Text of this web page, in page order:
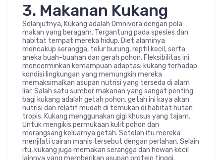
3. Makanan Kukang
Selanjutnya, Kukang adalah Omnivora dengan pola
makan yang beragam. Tergantung pada spesies dan
habitat tempat mereka hidup. Diet alaminya
mencakup serangga, telur burung, reptil kecil, serta
aneka buah-buahan dan gerah pohon. Fleksibilitas ini
mencerminkan kemampuan adaptasi kukang terhadap
kondisi lingkungan yang memungkin mereka
memaksimalkan asupan nutrisi yang terseda di alam
liar. Salah satu sumber makanan yang sangat penting
bagi kukang adalah getah pohon. getah ini kaya akan
nutrisi dan relatif mudah di temukan di habitat hutan
tropis. Kukang menggunakan gigi khusus yang tajam.
Untuk mengikis permukaan kulit pohon dan
merangsang keluarnya getah. Setelah itu mereka
menjilati cairan manis tersebut dengan perlahan. Selain
itu, kukang juga memakan serangga dan hewan kecil
lainnya yang memberikan asupan protein tinggi.